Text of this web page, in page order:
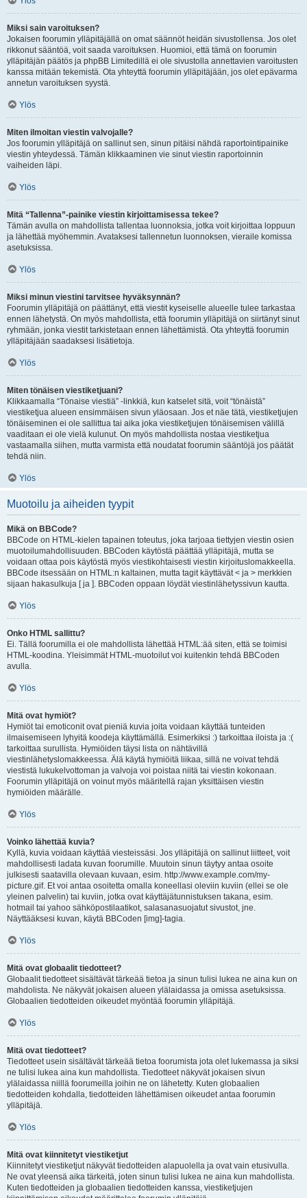
Miksi sain varoituksen?
Jokaisen foorumin ylläpitäjällä on omat säännöt heidän sivustollensa. Jos olet
rikkonut sääntöä, voit saada varoituksen. Huomioi, että tämä on foorumin
ylläpitäjän päätös ja phpBB Limitedillä ei ole sivustolla annettavien varoitusten
kanssa mitään tekemistä. Ota yhteyttä foorumin ylläpitäjään, jos olet epävarma
annetun varoituksen syystä.
Ylös
Miten ilmoitan viestin valvojalle?
Jos foorumin ylläpitäjä on sallinut sen, sinun pitäisi nähdä raportointipainike
viestin yhteydessä. Tämän klikkaaminen vie sinut viestin raportoinnin
vaiheiden läpi.
Ylös
Mitä “Tallenna”-painike viestin kirjoittamisessa tekee?
Tämän avulla on mahdollista tallentaa luonnoksia, jotka voit kirjoittaa loppuun
ja lähettää myöhemmin. Avataksesi tallennetun luonnoksen, vieraile komissa
asetuksissa.
Ylös
Miksi minun viestini tarvitsee hyväksynnän?
Foorumin ylläpitäjä on päättänyt, että viestit kyseiselle alueelle tulee tarkastaa
ennen lähetystä. On myös mahdollista, että foorumin ylläpitäjä on siirtänyt sinut
ryhmään, jonka viestit tarkistetaan ennen lähettämistä. Ota yhteyttä foorumin
ylläpitäjään saadaksesi lisätietoja.
Ylös
Miten tönäisen viestiketjuani?
Klikkaamalla “Tönaise viestiä” -linkkiä, kun katselet sitä, voit “tönäistä”
viestiketjua alueen ensimmäisen sivun yläosaan. Jos et näe tätä, viestiketjujen
tönäiseminen ei ole sallittua tai aika joka viestiketjujen tönäisemisen välillä
vaaditaan ei ole vielä kulunut. On myös mahdollista nostaa viestiketjua
vastaamalla siihen, mutta varmista että noudatat foorumin sääntöjä jos päätät
tehdä niin.
Ylös
Muotoilu ja aiheiden tyypit
Mikä on BBCode?
BBCode on HTML-kielen tapainen toteutus, joka tarjoaa tiettyjen viestin osien
muotoilumahdollisuuden. BBCoden käytöstä päättää ylläpitäjä, mutta se
voidaan ottaa pois käytöstä myös viestikohtaisesti viestin kirjoituslomakkeella.
BBCode itsessään on HTML:n kaltainen, mutta tagit käyttävät < ja > merkkien
sijaan hakasulkuja [ ja ]. BBCoden oppaan löydät viestinlähetyssivun kautta.
Ylös
Onko HTML sallittu?
Ei. Tällä foorumilla ei ole mahdollista lähettää HTML:ää siten, että se toimisi
HTML-koodina. Yleisimmät HTML-muotoilut voi kuitenkin tehdä BBCoden
avulla.
Ylös
Mitä ovat hymiöt?
Hymiöt tai emoticonit ovat pieniä kuvia joita voidaan käyttää tunteiden
ilmaisemiseen lyhyitä koodeja käyttämällä. Esimerkiksi :) tarkoittaa iloista ja :(
tarkoittaa surullista. Hymiöiden täysi lista on nähtävillä
viestinlähetyslomakkeessa. Älä käytä hymiöitä liikaa, sillä ne voivat tehdä
viestistä lukukelvottoman ja valvoja voi poistaa niitä tai viestin kokonaan.
Foorumin ylläpitäjä on voinut myös määritellä rajan yksittäisen viestin
hymiöiden määrälle.
Ylös
Voinko lähettää kuvia?
Kyllä, kuvia voidaan käyttää viesteissäsi. Jos ylläpitäjä on sallinut liitteet, voit
mahdollisesti ladata kuvan foorumille. Muutoin sinun täytyy antaa osoite
julkisesti saatavilla olevaan kuvaan, esim. http://www.example.com/my-
picture.gif. Et voi antaa osoitetta omalla koneellasi oleviin kuviin (ellei se ole
yleinen palvelin) tai kuviin, jotka ovat käyttäjätunnistuksen takana, esim.
hotmail tai yahoo sähköpostilaatikot, salasanasuojatut sivustot, jne.
Näyttääksesi kuvan, käytä BBCoden [img]-tagia.
Ylös
Mitä ovat globaalit tiedotteet?
Globaalit tiedotteet sisältävät tärkeää tietoa ja sinun tulisi lukea ne aina kun on
mahdolista. Ne näkyvät jokaisen alueen ylälaidassa ja omissa asetuksissa.
Globaalien tiedotteiden oikeudet myöntää foorumin ylläpitäjä.
Ylös
Mitä ovat tiedotteet?
Tiedotteet usein sisältävät tärkeää tietoa foorumista jota olet lukemassa ja siksi
ne tulisi lukea aina kun mahdollista. Tiedotteet näkyvät jokaisen sivun
ylälaidassa niillä foorumeilla joihin ne on lähetetty. Kuten globaalien
tiedotteiden kohdalla, tiedotteiden lähettämisen oikeudet antaa foorumin
ylläpitäjä.
Ylös
Mitä ovat kiinnitetyt viestiketjut
Kiinnitetyt viestiketjut näkyvät tiedotteiden alapuolella ja ovat vain etusivulla.
Ne ovat yleensä aika tärkeitä, joten sinun tulisi lukea ne aina kun mahdollista.
Kuten tiedotteiden ja globaalien tiedotteiden kanssa, viestiketjujen